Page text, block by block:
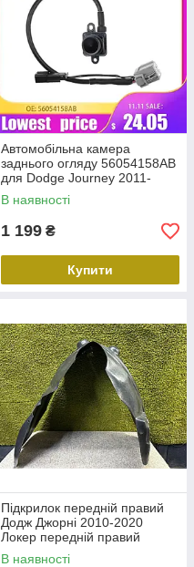
Автомобільна камера
заднього огляду 56054158AB
для Dodge Journey 2011-
2020 додж Джорні
В наявності
1 199 ₴
Купити
Підкрилок передній правий
Додж Джорні 2010-2020
Локер передній правий
Dodge Journey
В наявності